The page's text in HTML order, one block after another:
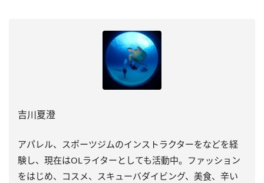
吉川夏澄
アパレル、スポーツジムのインストラクターをなどを経
験し、 現在はOLライターとしても活動中。ファッション
をはじめ、 コスメ、スキューバダイビング、美食、辛い